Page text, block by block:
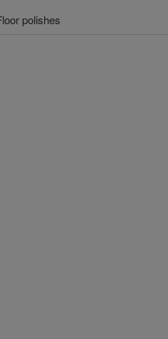
polishes